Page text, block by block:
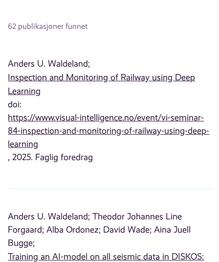
62 publikasjoner funnet
Anders U. Waldeland;
Inspection and Monitoring of Railway using Deep
Learning
doi:
https://www.visual-intelligence.no/event/vi-seminar-
84-inspection-and-monitoring-of-railway-using-deep-
learning
, 2025. Faglig foredrag
Anders U. Waldeland; Theodor Johannes Line
Forgaard; Alba Ordonez; David Wade; Aina Juell
Bugge;
Training an AI-model on all seismic data in DISKOS: